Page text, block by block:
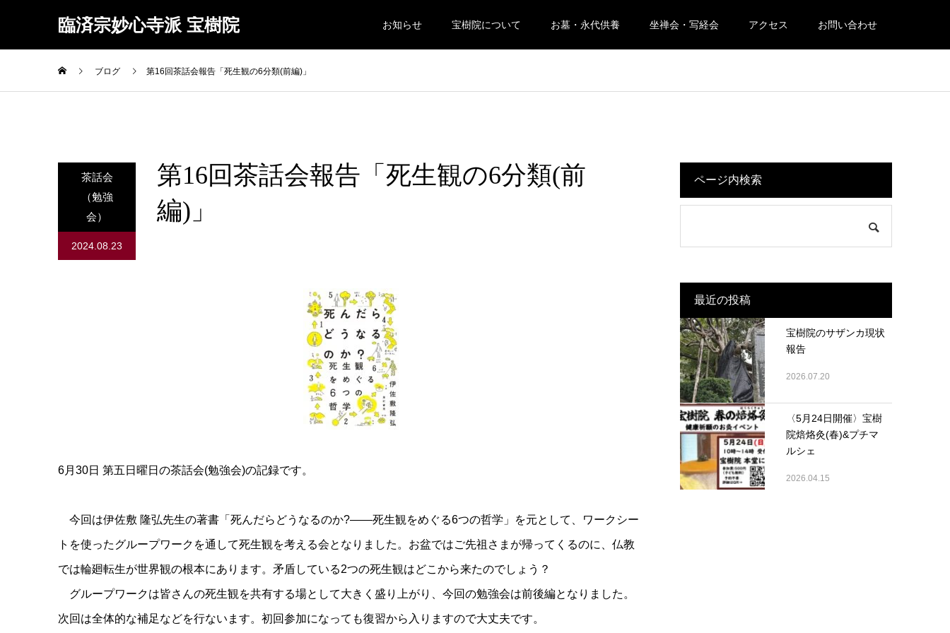
臨済宗妙心寺派 宝樹院 お知らせ 宝樹院について お墓・永代供養 坐禅会・写経会 アクセス お問い合わせ
ブログ 第16回茶話会報告「死生観の6分類(前編)」
茶話会
（勉強
会）
2024.08.23
第16回茶話会報告「死生観の6分類(前
編)」
6月30日 第五日曜日の茶話会(勉強会)の記録です。
今回は伊佐敷 隆弘先生の著書「死んだらどうなるのか?――死生観をめぐる6つの哲学」を元として、ワークシー
トを使ったグループワークを通して死生観を考える会となりました。お盆ではご先祖さまが帰ってくるのに、仏教
では輪廻転生が世界観の根本にあります。矛盾している2つの死生観はどこから来たのでしょう？
グループワークは皆さんの死生観を共有する場として大きく盛り上がり、今回の勉強会は前後編となりました。
次回は全体的な補足などを行ないます。初回参加になっても復習から入りますので大丈夫です。
ページ内検索
最近の投稿
宝樹院のサザンカ現状
報告
2026.07.20
〈5月24日開催〉宝樹
院焙烙灸(春)&プチマ
ルシェ
2026.04.15